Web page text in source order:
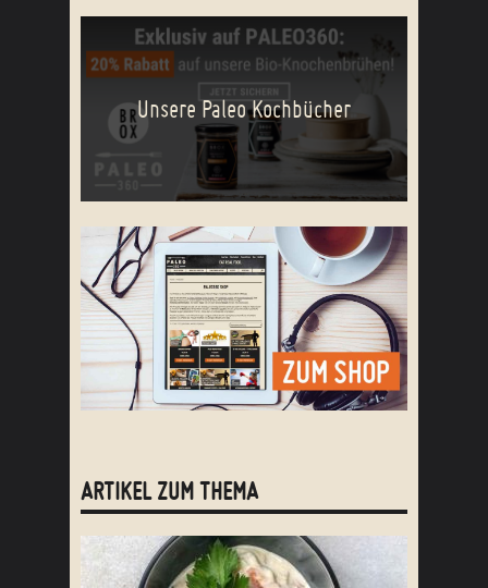
Unsere Paleo Kochbücher
ARTIKEL ZUM THEMA